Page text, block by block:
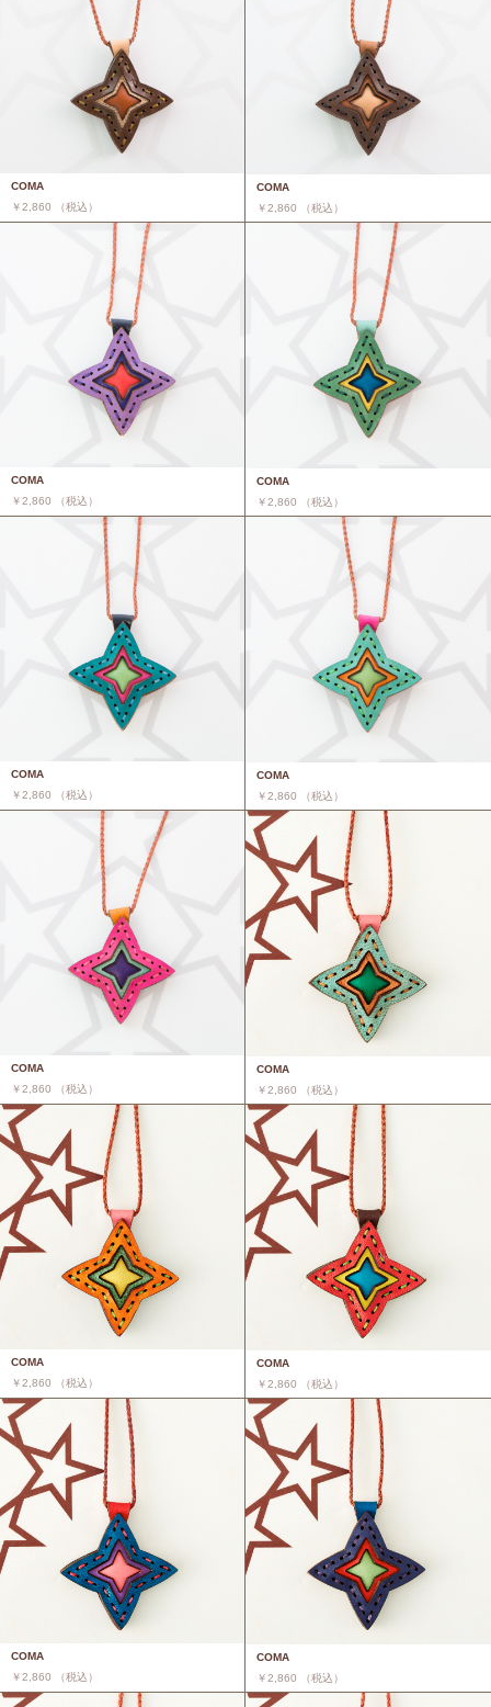
COMA
￥2,860 （税込）
COMA
￥2,860 （税込）
COMA
￥2,860 （税込）
COMA
￥2,860 （税込）
COMA
￥2,860 （税込）
COMA
￥2,860 （税込）
COMA
￥2,860 （税込）
COMA
￥2,860 （税込）
COMA
￥2,860 （税込）
COMA
￥2,860 （税込）
COMA
￥2,860 （税込）
COMA
￥2,860 （税込）